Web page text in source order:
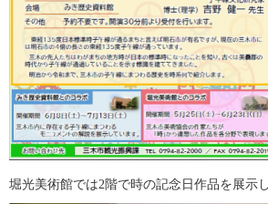
堀光美術館では2階で時の記念日作品を展示